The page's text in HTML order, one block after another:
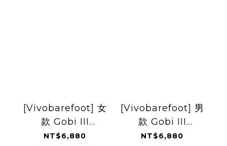
[Vivobarefoot] 女
款 Gobi III
Sneaker Primus
NT$6,880
[Vivobarefoot] 男
款 Gobi III
Sneaker Primus
NT$6,880